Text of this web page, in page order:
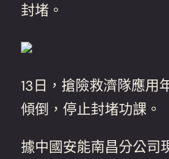
封堵。
13日，搶險救濟隊應用
傾倒，停止封堵功課。
據中國安能南昌分公司